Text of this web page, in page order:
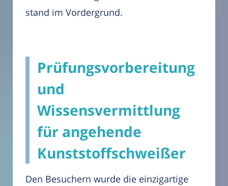
stand im Vordergrund.
Prüfungsvorbereitung
und
Wissensvermittlung
für angehende
Kunststoffschweißer
Den Besuchern wurde die einzigartige